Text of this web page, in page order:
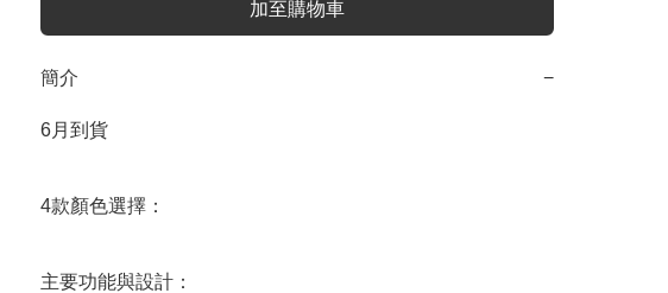
加至購物車
簡介 −
6月到貨
4款顏色選擇：
主要功能與設計：